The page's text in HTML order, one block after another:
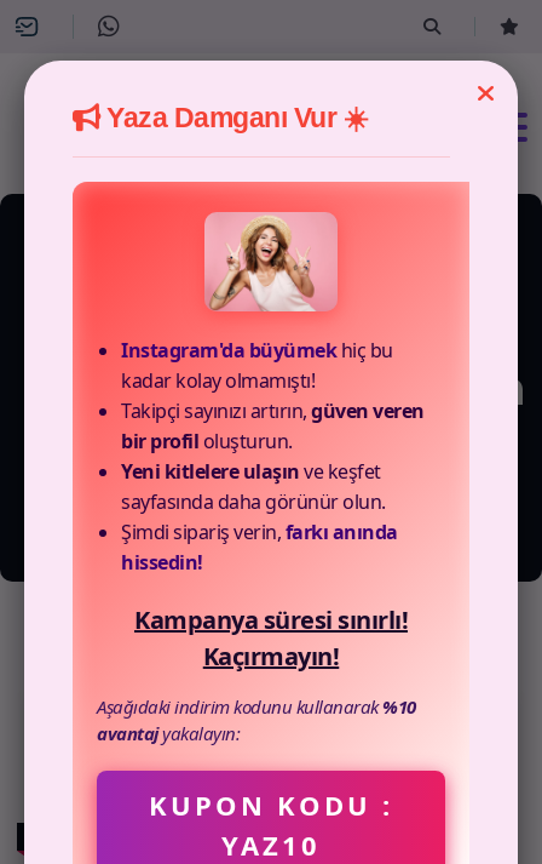
Tiktok Türk Yorum Satın
Al Paketleri
Hızlı TikTok yorum artırma hizmetleri için Canmedya TikTok
Türk yorum satın al paketlerimizi inceleyin, size özel
kampanyalarla hemen satın alın!
Tiktok
Yaza Damganı Vur ☀️
Instagram'da büyümekhiç bu
kadar kolay olmamıştı!
Takipçi sayınızı artırın,güven veren
bir profil oluşturun.
Yeni kitlelere ulaşınve keşfet
sayfasında daha görünür olun.
Şimdi sipariş verin,farkı anında
hissedin!
Kampanya süresi sınırlı!
Kaçırmayın!
Aşağıdaki indirim kodunu kullanarak%10
avantajyakalayın:
KUPON KODU :
YAZ10